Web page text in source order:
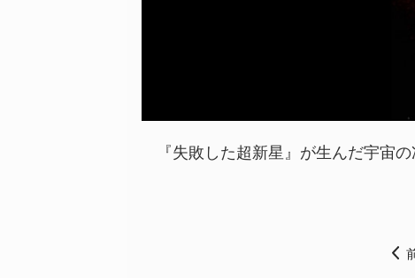
『失敗した超新星』が生んだ宇宙